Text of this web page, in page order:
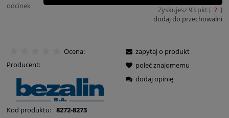
odcinek Zyskujesz 93pkt [ ? ]
dodaj do przechowalni
Ocena:
Producent:
Kod produktu: 8272-8273
zapytaj o produkt
poleć znajomemu
dodaj opinię